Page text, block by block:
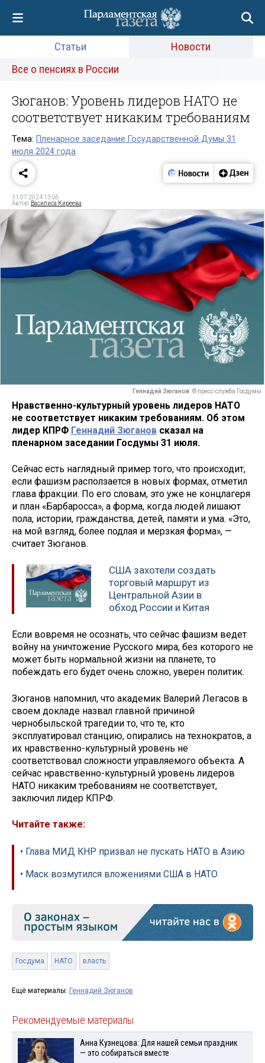
Статьи
Новости
Все о пенсиях в России
Зюганов: Уровень лидеров НАТО не
соответствует никаким требованиям
Тема: Пленарное заседание Государственной Думы 31
июля 2024 года
31.07.2024 13:06
Автор: Василиса Киреева
Геннадий Зюганов © пресс-служба Госдумы
Нравственно-культурный уровень лидеров НАТО
не соответствует никаким требованиям. Об этом
лидер КПРФ Геннадий Зюганов сказал на
пленарном заседании Госдумы 31 июля.
Сейчас есть наглядный пример того, что происходит,
если фашизм расползается в новых формах, отметил
глава фракции. По его словам, это уже не концлагеря
и план «Барбаросса», а форма, когда людей лишают
пола, истории, гражданства, детей, памяти и ума. «Это,
на мой взгляд, более подлая и мерзкая форма», —
считает Зюганов.
США захотели создать
торговый маршрут из
Центральной Азии в
обход России и Китая
Если вовремя не осознать, что сейчас фашизм ведет
войну на уничтожение Русского мира, без которого не
может быть нормальной жизни на планете, то
побеждать его будет очень сложно, уверен политик.
Зюганов напомнил, что академик Валерий Легасов в
своем докладе назвал главной причиной
чернобыльской трагедии то, что те, кто
эксплуатировал станцию, опирались на технократов, а
их нравственно-культурный уровень не
соответствовал сложности управляемого объекта. А
сейчас нравственно-культурный уровень лидеров
НАТО никаким требованиям не соответствует,
заключил лидер КПРФ.
Читайте также:
• Глава МИД КНР призвал не пускать НАТО в Азию
• Маск возмутился вложениями США в НАТО
Госдума НАТО власть
Ещё материалы: Геннадий Зюганов
Рекомендуемые материалы
Анна Кузнецова: Для нашей семьи праздник
— это собираться вместе